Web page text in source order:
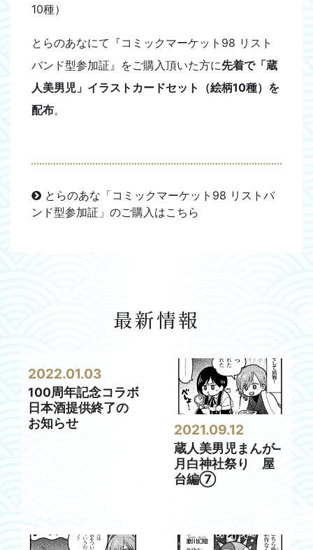
10種）
とらのあなにて『コミックマーケット98 リスト
バンド型参加証』をご購入頂いた方に先着で「蔵
人美男児」イラストカードセット（絵柄10種）を
配布。
とらのあな「コミックマーケット98 リストバ
ンド型参加証」のご購入はこちら
最新情報
2022.01.03
100周年記念コラボ
日本酒提供終了の
お知らせ
2021.09.12
蔵人美男児まんが–
月白神社祭り 屋
台編⑦